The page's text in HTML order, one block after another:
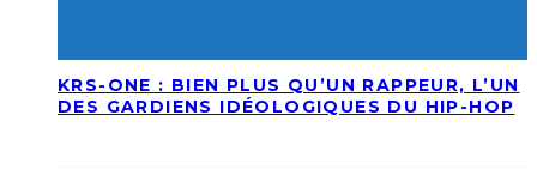
KRS-ONE : BIEN PLUS QU’UN RAPPEUR, L’UN
DES GARDIENS IDÉOLOGIQUES DU HIP-HOP